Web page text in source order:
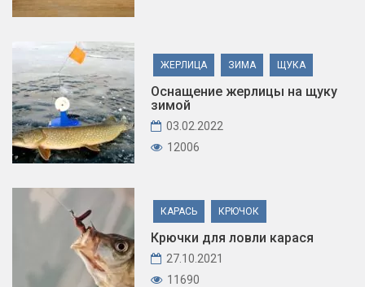
ЖЕРЛИЦА ЗИМА ЩУКА
Оснащение жерлицы на щуку
зимой
03.02.2022
12006
КАРАСЬ КРЮЧОК
Крючки для ловли карася
27.10.2021
11690